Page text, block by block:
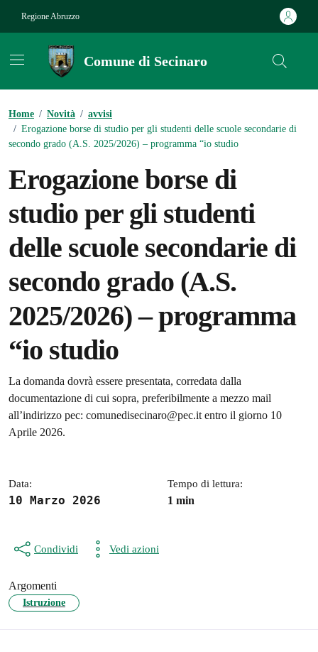
Regione Abruzzo
Comune di Secinaro
Home / Novità / avvisi
/ Erogazione borse di studio per gli studenti delle scuole secondarie di
secondo grado (A.S. 2025/2026) – programma “io studio
Erogazione borse di
studio per gli studenti
delle scuole secondarie di
secondo grado (A.S.
2025/2026) – programma
“io studio
Dettagli della notizia
La domanda dovrà essere presentata, corredata dalla
documentazione di cui sopra, preferibilmente a mezzo mail
all’indirizzo pec: comunedisecinaro@pec.it entro il giorno 10
Aprile 2026.
Data:
10 Marzo 2026
Tempo di lettura:
1 min
Condividi Vedi azioni
Argomenti
Istruzione